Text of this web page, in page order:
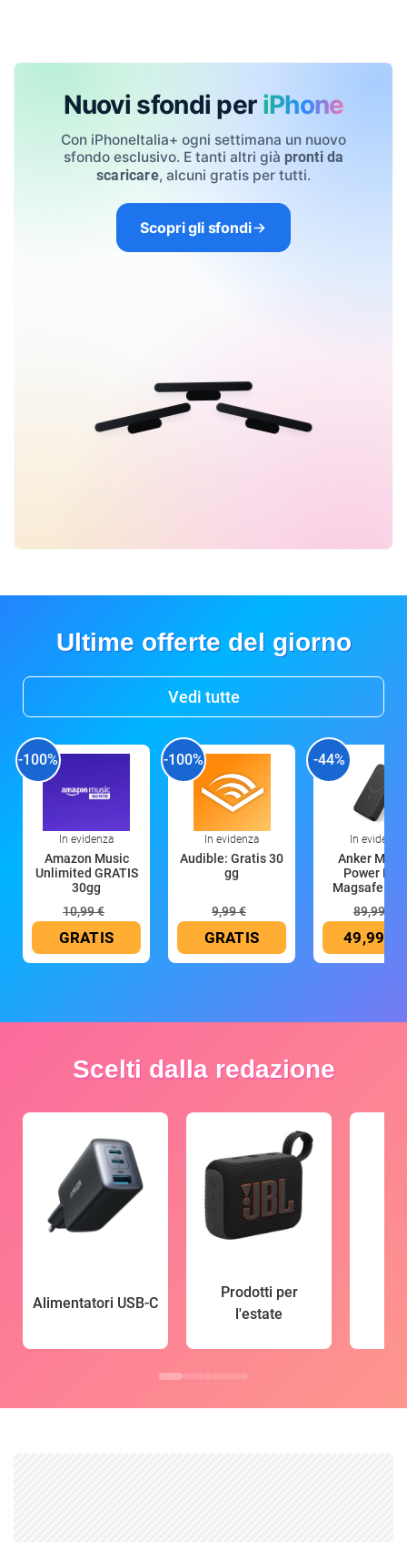
Nuovi sfondi per iPhone
Con iPhoneItalia+ ogni settimana un nuovo
sfondo esclusivo. E tanti altri già pronti da
scaricare, alcuni gratis per tutti.
Scopri gli sfondi
Ultime offerte del giorno
Vedi tutte
-100%
In evidenza
Amazon Music
Unlimited GRATIS
30gg
10,99 €
GRATIS
-100%
In evidenza
Audible: Gratis 30
gg
9,99 €
GRATIS
-44%
In evidenza
Anker
Power
Magsafe
89,99 €
49,99 €
Scelti dalla redazione
Alimentatori USB-C
Prodotti per
l'estate